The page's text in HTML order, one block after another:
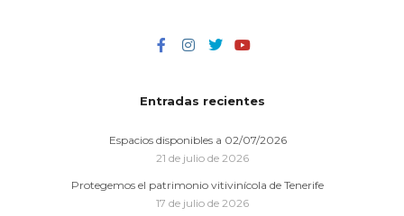
Entradas recientes
Espacios disponibles a 02/07/2026
21 de julio de 2026
Protegemos el patrimonio vitivinícola de Tenerife
17 de julio de 2026